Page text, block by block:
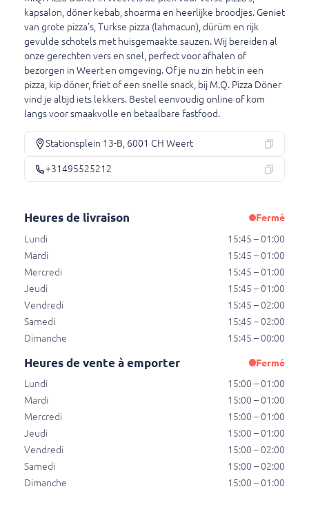
Met sla, tomaten, komkommer en kip.
€ 8,00
Tropicana-salade
Met sla, wortel , komkommer, ui en ananas.
€ 7,00
Tomatensaus
Tomatensaus
€ 0,50
Samuraisaus
Andaloussaus
Andaloussaus
€ 0,70
kapsalon, döner kebab, shoarma en heerlijke broodjes. Geniet
van grote pizza’s, Turkse pizza (lahmacun), dürüm en rijk
gevulde schotels met huisgemaakte sauzen. Wij bereiden al
onze gerechten vers en snel, perfect voor afhalen of
bezorgen in Weert en omgeving. Of je nu zin hebt in een
pizza, kip döner, friet of een snelle snack, bij M.Q. Pizza Döner
vind je altijd iets lekkers. Bestel eenvoudig online of kom
langs voor smaakvolle en betaalbare fastfood.
Stationsplein 13-B, 6001 CH Weert
+31495525212
Heures de livraison
Fermé
Lundi
15:45 – 01:00
Mardi
15:45 – 01:00
Mercredi
15:45 – 01:00
Jeudi
15:45 – 01:00
Vendredi
15:45 – 02:00
Samedi
15:45 – 02:00
Dimanche
15:45 – 00:00
Heures de vente à emporter
Fermé
Lundi
15:00 – 01:00
Mardi
15:00 – 01:00
Mercredi
15:00 – 01:00
Jeudi
15:00 – 01:00
Vendredi
15:00 – 02:00
Samedi
15:00 – 02:00
Dimanche
15:00 – 01:00